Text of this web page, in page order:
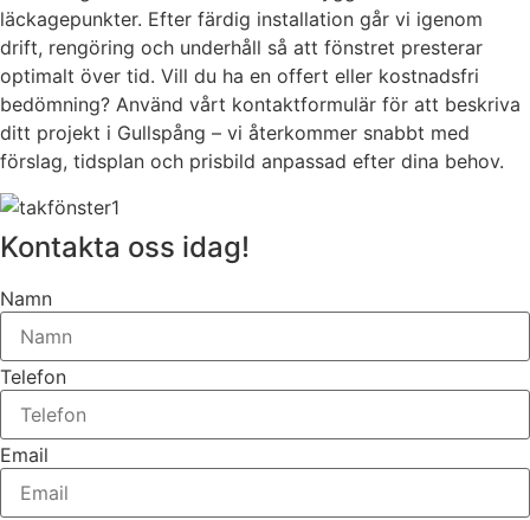
läckagepunkter. Efter färdig installation går vi igenom
drift, rengöring och underhåll så att fönstret presterar
optimalt över tid. Vill du ha en offert eller kostnadsfri
bedömning? Använd vårt kontaktformulär för att beskriva
ditt projekt i Gullspång – vi återkommer snabbt med
förslag, tidsplan och prisbild anpassad efter dina behov.
Kontakta oss idag!
Namn
Telefon
Email